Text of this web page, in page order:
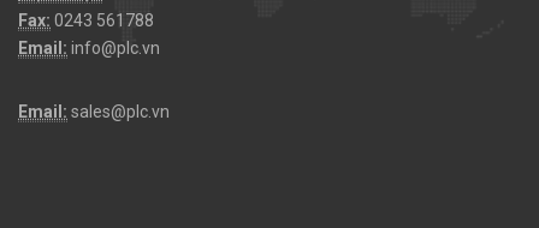
Fax: 0243 561788
Email: info@plc.vn
Email: sales@plc.vn